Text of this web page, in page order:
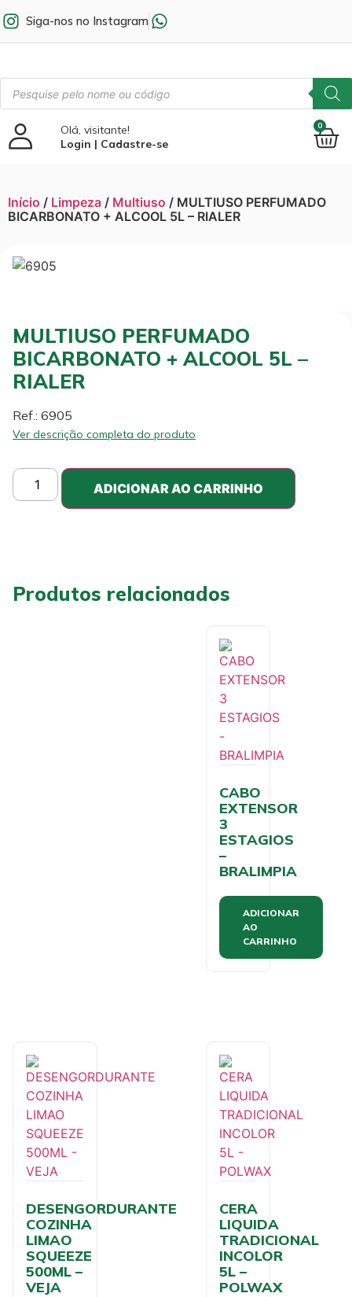
Siga-nos no Instagram
Olá, visitante!
Login | Cadastre-se
0
Início / Limpeza / Multiuso / MULTIUSO PERFUMADO
BICARBONATO + ALCOOL 5L – RIALER
MULTIUSO PERFUMADO
BICARBONATO + ALCOOL 5L –
RIALER
Ref.: 6905
Ver descrição completa do produto
ADICIONAR AO CARRINHO
Produtos relacionados
CABO
EXTENSOR
3
ESTAGIOS
–
BRALIMPIA
ADICIONAR
AO
CARRINHO
DESENGORDURANTE
COZINHA
LIMAO
SQUEEZE
500ML –
VEJA
CERA
LIQUIDA
TRADICIONAL
INCOLOR
5L –
POLWAX